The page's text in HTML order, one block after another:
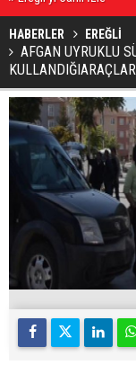
HABERLER EREĞLİ
AFGAN UYRUKLU